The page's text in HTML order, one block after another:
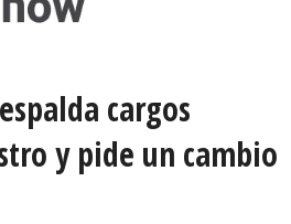
cargos
y pide un cambio